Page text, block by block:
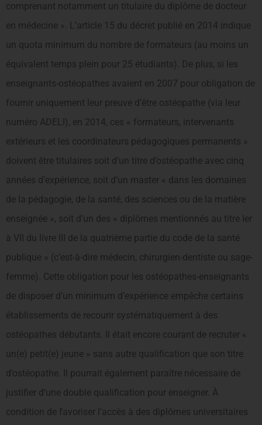
comprenant notamment un titulaire du diplôme de docteur
en médecine ». L’article 15 du décret publié en 2014 indique
un quota minimum du nombre de formateurs (au moins un
équivalent temps plein pour 25 étudiants). De plus, si les
enseignants-ostéopathes avaient en 2007 pour obligation de
fournir uniquement leur preuve d’être ostéopathe (via leur
numéro ADELI), en 2014, ces « formateurs, intervenants
extérieurs et les coordinateurs pédagogiques permanents »
doivent être titulaires soit d’un titre d’ostéopathe avec cinq
années d’expérience, soit d’un master « dans les domaines
de la pédagogie, de la santé, des sciences ou de la matière
enseignée », soit d’un des « diplômes mentionnés au titre Ier
à VII du livre III de la quatrième partie du code de la santé
publique » (c’est-à-dire médecin, chirurgien-dentiste ou sage-
femme). Cette obligation pour les ostéopathes-enseignants
de disposer d’un minimum d’expérience empêche certains
établissements de recourir systématiquement à des
ostéopathes débutants. Il était encore courant de recruter «
un(e) petit(e) jeune » sans autre qualification que son titre
d’ostéopathe. Il pourrait également paraître nécessaire de
justifier d’une double qualification pour enseigner. À
condition de favoriser l’accès à des diplômes universitaires